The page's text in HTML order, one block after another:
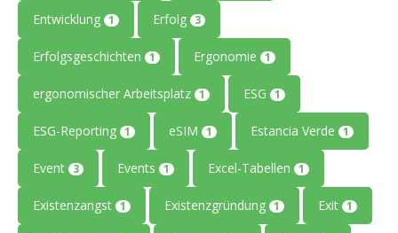
Entwicklung 1 Erfolg 3
Erfolgsgeschichten 1 Ergonomie 1
ergonomischer Arbeitsplatz 1 ESG 1
ESG-Reporting 1 eSIM 1 Estancia Verde 1
Event 3 Events 1 Excel-Tabellen 1
Existenzangst 1 Existenzgründung 1 Exit 1